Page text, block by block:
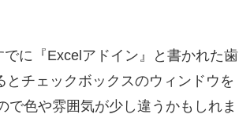
に『Excelアドイン』と書かれた歯
チェックボックスのウィンドウを
色や雰囲気が少し違うかもしれま